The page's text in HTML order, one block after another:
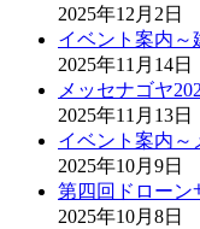
2025年12月2日
イベント案内～
2025年11月14日
メッセナゴヤ
2025年11月13日
イベント案内～
2025年10月9日
第四回ドローン
2025年10月8日